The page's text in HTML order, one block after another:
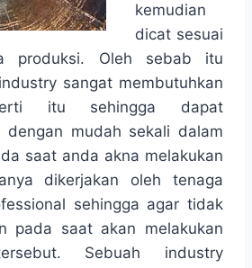
kemudian
dicat sesuai
produksi. Oleh sebab itu
sangat membutuhkan
itu sehingga dapat
dengan mudah sekali dalam
saat anda akna melakukan
dikerjakan oleh tenaga
sehingga agar tidak
pada saat akan melakukan
Sebuah industry